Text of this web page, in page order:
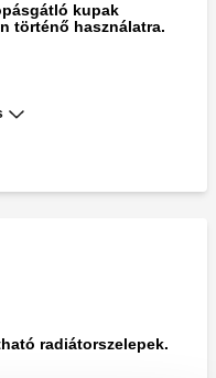
kupak
történő használatra.
a hamisításbiztos
radiátorszelepek.